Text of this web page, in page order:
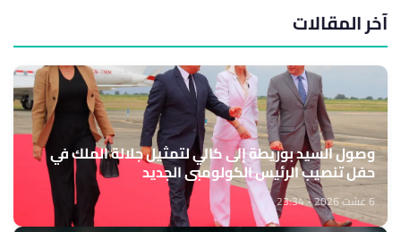
آخر المقالات
وصول السيد بوريطة إلى كالي لتمثيل جلالة الملك في
حفل تنصيب الرئيس الكولومبي الجديد
6 غشت 2026 - 23:34